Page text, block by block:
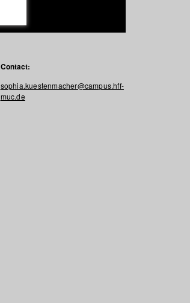
Contact:
sophia.kuestenmacher@campus.hff-
muc.de